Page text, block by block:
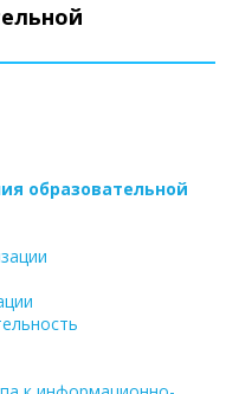
образовательной